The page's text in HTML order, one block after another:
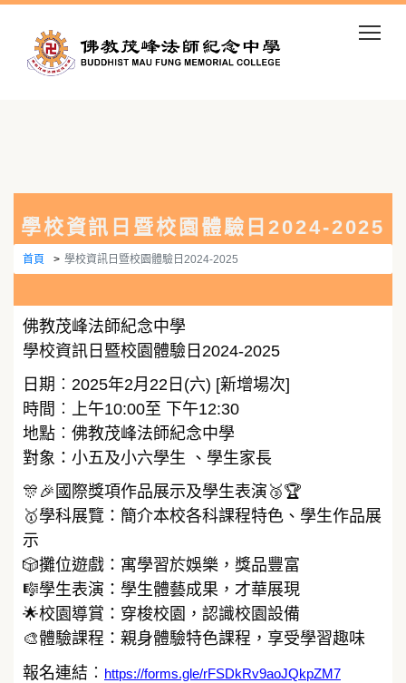
學校資訊日暨校園體驗日2024-2025
首頁 學校資訊日暨校園體驗日2024-2025
佛教茂峰法師紀念中學
學校資訊日暨校園體驗日2024-2025
日期︰2025年2月22日(六) [新增場次]
時間︰上午10:00至 下午12:30
地點︰佛教茂峰法師紀念中學
對象：小五及小六學生 、學生家長
🎊🎉國際獎項作品展示及學生表演🥉🏆
🥇學科展覽：簡介本校各科課程特色、學生作品展
示
🎲攤位遊戲：寓學習於娛樂，獎品豐富
🎼學生表演：學生體藝成果，才華展現
🌟校園導賞：穿梭校園，認識校園設備
🎨體驗課程：親身體驗特色課程，享受學習趣味
報名連結︰ https://forms.gle/rFSDkRv9aoJQkpZM7